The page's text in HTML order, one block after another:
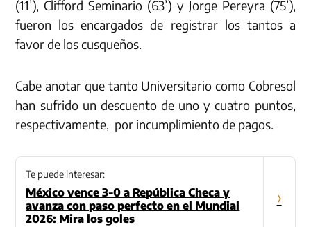
(11’), Clifford Seminario (63’) y Jorge Pereyra (75’),
fueron los encargados de registrar los tantos a
favor de los cusqueños.
Cabe anotar que tanto Universitario como Cobresol
han sufrido un descuento de uno y cuatro puntos,
respectivamente, por incumplimiento de pagos.
Te puede interesar:
México vence 3-0 a República Checa y
avanza con paso perfecto en el Mundial
2026: Mira los goles
›